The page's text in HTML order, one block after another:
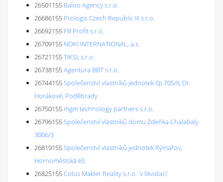
26501155 Baloo Agency s.r.o.
26686155 Prologis Czech Republic III s.r.o.
26692155 FB Profit s.r.o.
26709155 NOKI INTERNATIONAL, a.s.
26721155TIKSI, s.r.o.
26738155Agentura BBT s.r.o.
26744155Společenství vlastníků jednotek čp.705/II, Dr.
Horákové, Poděbrady
26750155 mgm technology partners s.r.o.
26796155Společenství vlastníků domu Zdeňka Chalabaly
3006/3
26819155Společenství vlastníků jednotek Rýmařov,
Hornoměstská 65
26825155Colos Makler Reality s.r.o. 'v likvidaci'